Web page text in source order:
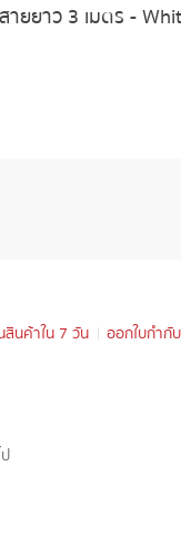
ยยาว 3 เมตร -
สินค้าใน 7 วัน ออกใบกำกั